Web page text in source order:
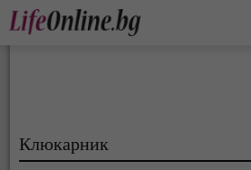
Клюкарник